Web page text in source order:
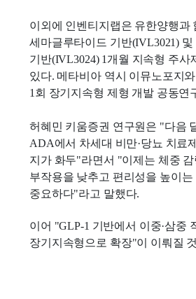
이외에 인벤티지랩은 유한양행과
세마글루타이드 기반(IVL3021)
기반(IVL3024) 1개월 지속형 주사
있다. 메타비아 역시 이뮤노포지
1회 장기지속형 제형 개발 공동연
허혜민 키움증권 연구원은 "다음
ADA에서 차세대 비만·당뇨 치료
지가 화두"라면서 "이제는 체중 감
부작용을 낮추고 편리성을 높이는
중요하다"라고 말했다.
이어 "GLP-1 기반에서 이중·삼중
장기지속형으로 확장"이 이뤄질